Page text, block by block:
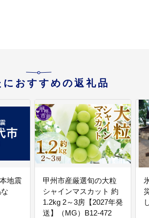
におすすめの返礼品
地震
甲州市産厳選旬の大粒
シャインマスカット 約
1.2kg 2～3房【2027年発
送】（MG）B12-472